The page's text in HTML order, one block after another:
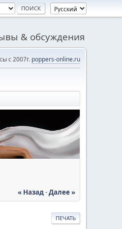
& обсуждения
с 2007г. poppers-online.ru
« Назад-Далее »
ПЕЧАТЬ